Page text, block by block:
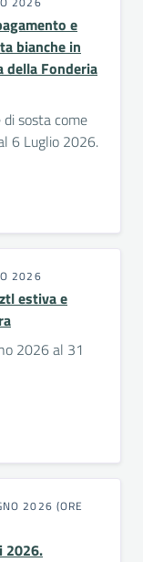
e
bianche in
della Fonderia
sosta come
6 Luglio 2026.
2026
estiva e
2026 al 31
2026 (ORE
2026.